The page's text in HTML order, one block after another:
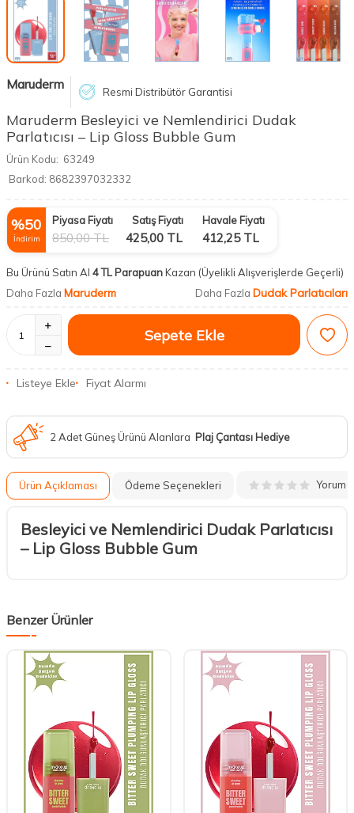
Maruderm Resmi Distribütör Garantisi
Maruderm Besleyici ve Nemlendirici Dudak
Parlatıcısı – Lip Gloss Bubble Gum
Ürün Kodu: 63249
Barkod: 8682397032332
%50
İndirim
Piyasa Fiyatı
850,00TL
Satış Fiyatı
425,00 TL
Havale Fiyatı
412,25TL
Bu Ürünü Satın Al 4 TL ParapuanKazan (Üyelikli Alışverişlerde Geçerli)
Daha Fazla Maruderm Daha Fazla Dudak Parlatıcıları
Sepete Ekle
Listeye Ekle Fiyat Alarmı
2 Adet Güneş Ürünü Alanlara Plaj Çantası Hediye
Ürün Açıklaması Ödeme Seçenekleri Yorum
Besleyici ve Nemlendirici Dudak Parlatıcısı
– Lip Gloss Bubble Gum
Benzer Ürünler